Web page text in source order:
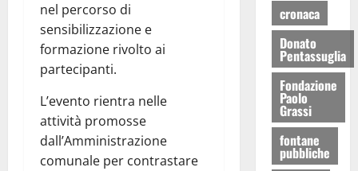
nel percorso di
sensibilizzazione e
formazione rivolto ai
partecipanti.
L’evento rientra nelle
attività promosse
dall’Amministrazione
comunale per contrastare
cronaca
Donato
Pentassuglia
Fondazione
Paolo
Grassi
fontane
pubbliche